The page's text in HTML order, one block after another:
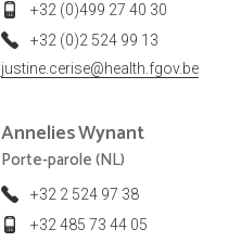
+32 (0)499 27 40 30
+32 (0)2 524 99 13
justine.cerise@health.fgov.be
AnneliesWynant
Porte-parole (NL)
+32 2 524 97 38
+32 485 73 44 05